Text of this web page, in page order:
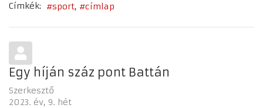
Címkék:
sport címlap
Egy híján száz pont Battán
Szerkesztő
2023. év 9. hét